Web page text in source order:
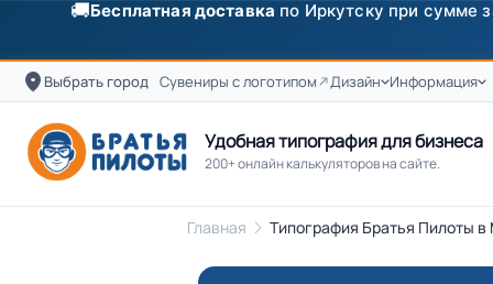
✨Скидка250 ₽на первый заказ от 3000 ₽ по
Выбрать город Сувениры с логотипом Дизайн Информация
Удобная типография для бизнеса
200+ онлайн калькуляторов на сайте.
Главная Типография Братья Пилоты